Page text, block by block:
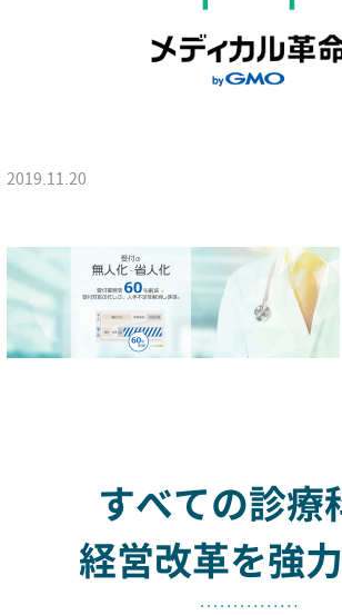
2019.11.20
すべての診療
経営改革を強